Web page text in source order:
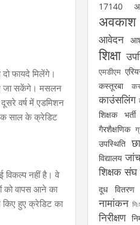
फायदे मिलेंगे।
जा सकेंगे। मसलन
वर्ष में एडमिशन
साल के क्रेडिट
विकल्प नहीं है। वे
को वापस आने का
किए हुए क्रेडिट का
17140
अवकाश
आवेदन
शिक्षा
एमडीएम
कस्तूरबा
काउंसलिंग
शिक्षक भर्ती
गैरशैक्षणिक
उपस्थिति
विद्यालय
शिक्षक संघ
दूध वितरण
नामांकन
निरीक्षण